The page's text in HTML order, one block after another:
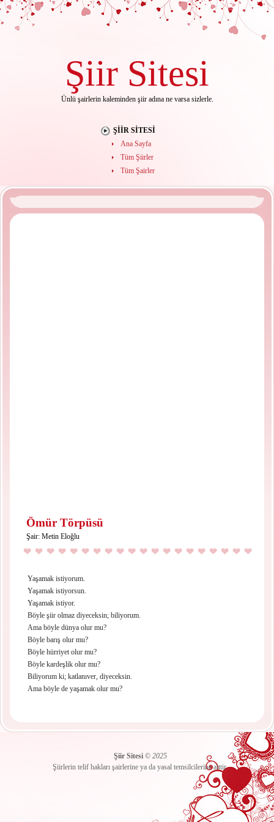
Şiir Sitesi
Ünlü şairlerin kaleminden şiir adına ne varsa sizlerle.
ŞIIR SITESI
Ana Sayfa
Tüm Şiirler
Tüm Şairler
Ömür Törpüsü
Şair: Metin Eloğlu
Yaşamak istiyorum.
Yaşamak istiyorsun.
Yaşamak istiyor.
Böyle şiir olmaz diyeceksin; biliyorum.
Ama böyle dünya olur mu?
Böyle barış olur mu?
Böyle hürriyet olur mu?
Böyle kardeşlik olur mu?
Biliyorum ki; katlanıver, diyeceksin.
Ama böyle de yaşamak olur mu?
Şiir Sitesi© 2025
Şiirlerin telif hakları şairlerine ya da yasal temsilcilerine aittir.